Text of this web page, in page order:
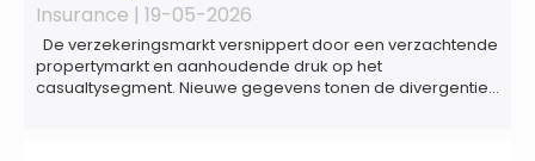
Insurance | 19-05-2026
De verzekeringsmarkt versnippert door een verzachtende
propertymarkt en aanhoudende druk op het
casualtysegment. Nieuwe gegevens tonen de divergentie